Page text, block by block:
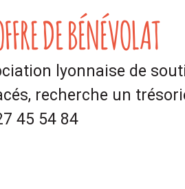
DE BÉNÉVOLAT
lyonnaise de
recherche un
45 54 84